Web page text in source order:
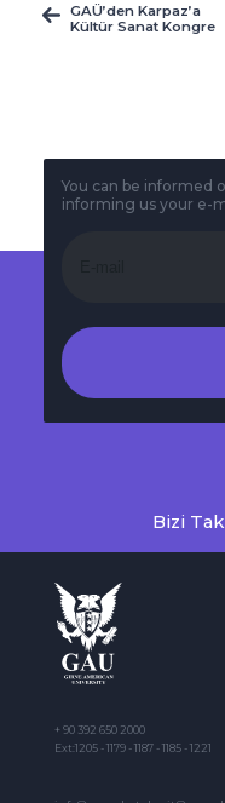
GAÜ’den Karpaz’a
Kültür Sanat Kongre
You can be informed
informing us your e-
Bizi
+ 90 392 650 2000
Ext:1205 - 1179 - 1187 - 1185 - 1221